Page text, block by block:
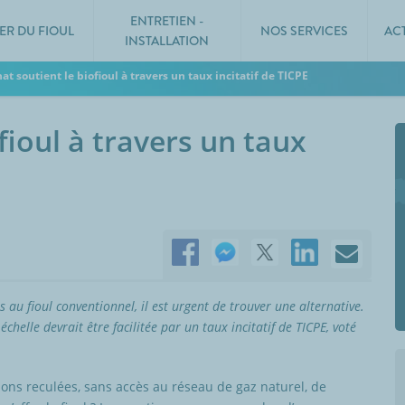
DU FIOUL
ENTRETIEN -
INSTALLATION
NOS SERVICES
soutient le biofioul à travers un taux incitatif de TICPE
à travers un taux
au fioul conventionnel, il est urgent de trouver une alternative.
devrait être facilitée par un taux incitatif de TICPE, voté
reculées, sans accès au réseau de gaz naturel, de